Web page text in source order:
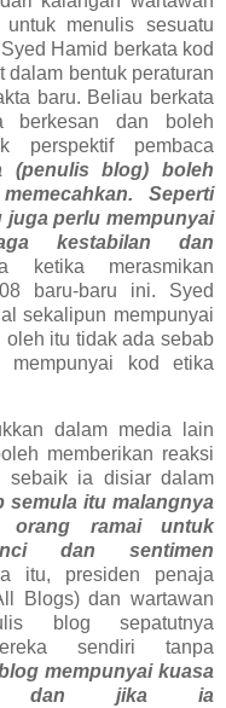
menulis sesuatu
Hamid berkata kod
bentuk peraturan
baru. Beliau berkata
berkesan dan boleh
perspektif pembaca
(penulis blog) boleh
Seperti
juga perlu mempunyai
kestabilan dan
ketika merasmikan
baru-baru ini. Syed
sekalipun mempunyai
itu tidak ada sebab
kod etika
dalam media lain
memberikan reaksi
sebaik ia disiar dalam
semula itu malangnya
orang ramai untuk
dan sentimen
itu, presiden penaja
Blogs) dan wartawan
blog sepatutnya
sendiri tanpa
mempunyai kuasa
dan jika ia